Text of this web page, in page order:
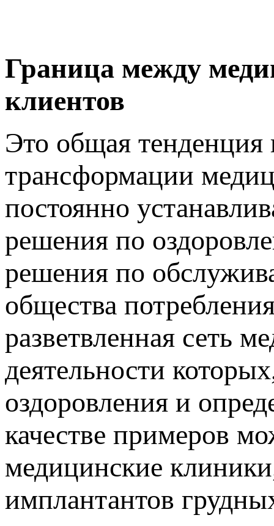
Граница между
клиентов
Это общая
трансформации
постоянно
решения по
решения по
общества
разветвленная сеть
деятельности
оздоровления и
качестве примеров
медицинские
имплантантов